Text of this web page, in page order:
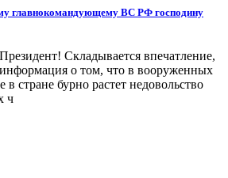
главнокомандующему ВC РФ господину
Складывается впечатление,
информация о том, что в вооруженных
стране бурно растет недовольство
ч